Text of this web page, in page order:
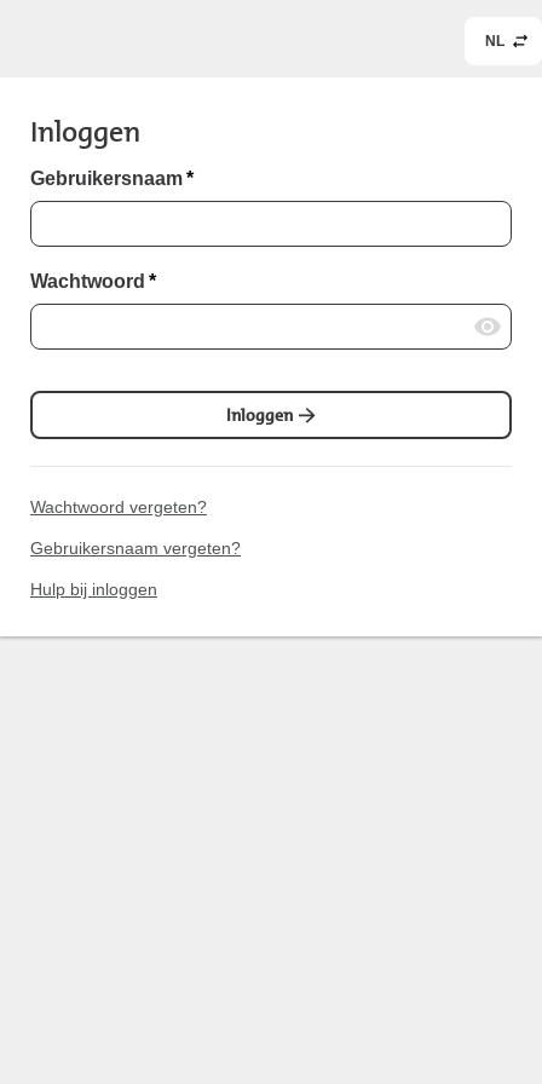
NL
Inloggen
Gebruikersnaam*
Wachtwoord *
Inloggen
Wachtwoord vergeten?
Gebruikersnaam vergeten?
Hulp bij inloggen